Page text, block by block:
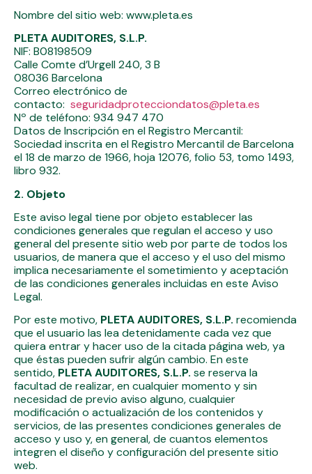
Nombre del sitio web: www.pleta.es
PLETA AUDITORES, S.L.P.
NIF: B08198509
Calle Comte d’Urgell 240, 3 B
08036 Barcelona
Correo electrónico de
contacto: seguridadprotecciondatos@pleta.es
Nº de teléfono: 934 947 470
Datos de Inscripción en el Registro Mercantil:
Sociedad inscrita en el Registro Mercantil de Barcelona
el 18 de marzo de 1966, hoja 12076, folio 53, tomo 1493,
libro 932.
2. Objeto
Este aviso legal tiene por objeto establecer las
condiciones generales que regulan el acceso y uso
general del presente sitio web por parte de todos los
usuarios, de manera que el acceso y el uso del mismo
implica necesariamente el sometimiento y aceptación
de las condiciones generales incluidas en este Aviso
Legal.
Por este motivo, PLETA AUDITORES, S.L.P. recomienda
que el usuario las lea detenidamente cada vez que
quiera entrar y hacer uso de la citada página web, ya
que éstas pueden sufrir algún cambio. En este
sentido, PLETA AUDITORES, S.L.P. se reserva la
facultad de realizar, en cualquier momento y sin
necesidad de previo aviso alguno, cualquier
modificación o actualización de los contenidos y
servicios, de las presentes condiciones generales de
acceso y uso y, en general, de cuantos elementos
integren el diseño y configuración del presente sitio
web.